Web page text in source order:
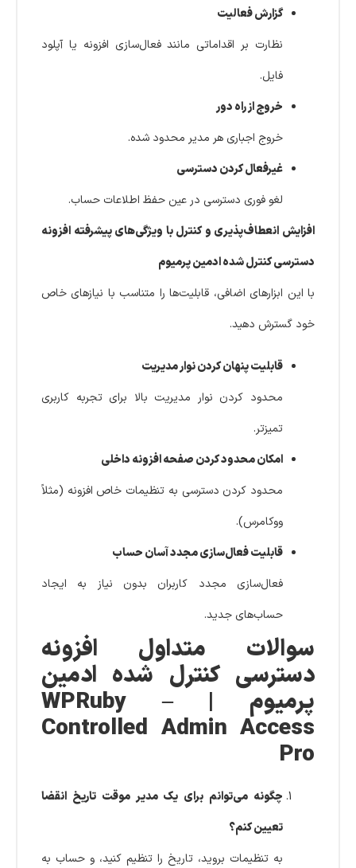
گزارش فعالیت
نظارت بر اقداماتی مانند فعال‌سازی افزونه یا آپلود
فایل.
خروج از راه دور
خروج اجباری هر مدیر محدود شده.
غیرفعال کردن دسترسی
لغو فوری دسترسی در عین حفظ اطلاعات حساب.
افزایش انعطاف‌پذیری و کنترل با ویژگی‌های پیشرفته افزونه
دسترسی کنترل شده ادمین پرمیوم
با این ابزارهای اضافی، قابلیت‌ها را متناسب با نیازهای خاص
خود گسترش دهید.
قابلیت پنهان کردن نوار مدیریت
محدود کردن نوار مدیریت بالا برای تجربه کاربری
تمیزتر.
امکان محدود کردن صفحه افزونه داخلی
محدود کردن دسترسی به تنظیمات خاص افزونه (مثلاً
ووکامرس).
قابلیت فعال‌سازی مجدد آسان حساب
فعال‌سازی مجدد کاربران بدون نیاز به ایجاد
حساب‌های جدید.
سوالات متداول افزونه
دسترسی کنترل شده ادمین
پرمیوم | WPRuby –
Controlled Admin Access
Pro
چگونه می‌توانم برای یک مدیر موقت تاریخ انقضا
تعیین کنم؟
به تنظیمات بروید، تاریخ را تنظیم کنید، و حساب به